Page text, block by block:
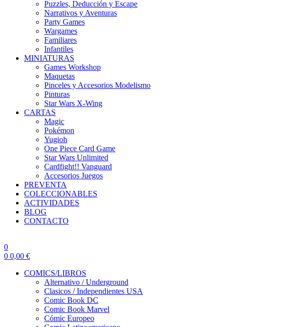
Puzzles, Deducción y Escape
Narrativos y Aventuras
Party Games
Wargames
Familiares
Infantiles
MINIATURAS
Games Workshop
Maquetas
Pinceles y Accesorios Modelismo
Pinturas
Star Wars X-Wing
CARTAS
Magic
Pokémon
Yugioh
One Piece Card Game
Star Wars Unlimited
Cardfight!! Vanguard
Accesorios Juegos
PREVENTA
COLECCIONABLES
ACTIVIDADES
BLOG
CONTACTO
0
0 0,00 €
COMICS/LIBROS
Alternativo / Underground
Clasicos / Independientes USA
Comic Book DC
Comic Book Marvel
Cómic Europeo